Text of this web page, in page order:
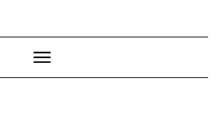
Cambiar modo de navegación